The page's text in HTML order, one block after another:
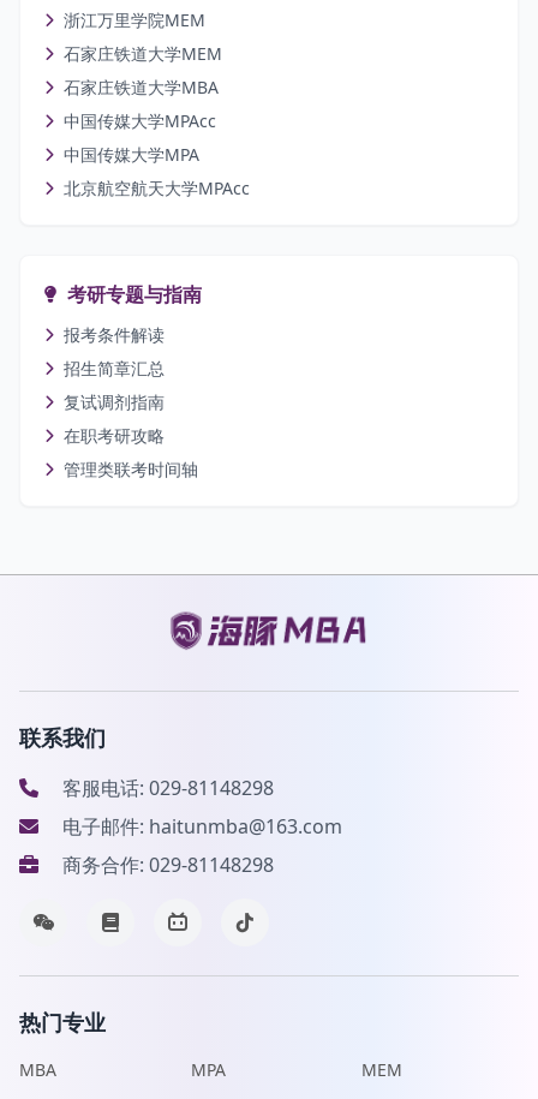
浙江万里学院MEM
石家庄铁道大学MEM
石家庄铁道大学MBA
中国传媒大学MPAcc
中国传媒大学MPA
北京航空航天大学MPAcc
考研专题与指南
报考条件解读
招生简章汇总
复试调剂指南
在职考研攻略
管理类联考时间轴
联系我们
客服电话: 029-81148298
电子邮件: haitunmba@163.com
商务合作: 029-81148298
热门专业
MBA MPA
MEM